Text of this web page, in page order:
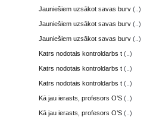
Jauniešiem uzsākot savas burv (..)
Jauniešiem uzsākot savas burv (..)
Jauniešiem uzsākot savas burv (..)
Katrs nodotais kontroldarbs t (..)
Katrs nodotais kontroldarbs t (..)
Katrs nodotais kontroldarbs t (..)
Kā jau ierasts, profesors O’S (..)
Kā jau ierasts, profesors O’S (..)